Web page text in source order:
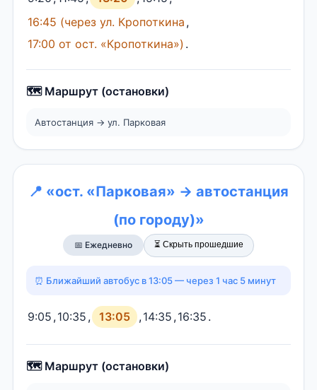
16:45 (через ул. Кропоткина ,
17:00 от ост. «Кропоткина») .
🗺️ Маршрут (остановки)
Автостанция → ул. Парковая
📍 «ост. «Парковая» → автостанция
(по городу)»
📅 Ежедневно ⏳ Скрыть прошедшие
⏰ Ближайший автобус в 13:05 — через 1 час 5 минут
9:05 ,10:35 , 13:05 ,14:35 ,16:35 .
🗺️ Маршрут (остановки)